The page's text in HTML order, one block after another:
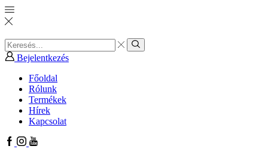
Search
input
Search
Bejelentkezés
Főoldal
Rólunk
Termékek
Hírek
Kapcsolat
Facebook
Instagram
Youtube